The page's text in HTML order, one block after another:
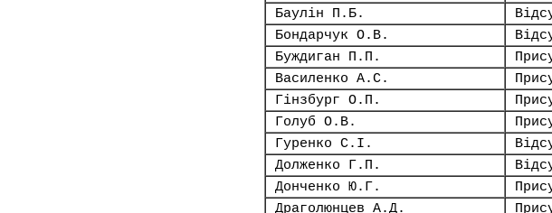
Баулін П.Б.
Бондарчук О.В.
Буждиган П.П.
Василенко А.С.
Гінзбург О.П.
Голуб О.В.
Гуренко С.І.
Долженко Г.П.
Донченко Ю.Г.
Драголюнцев А.Д.